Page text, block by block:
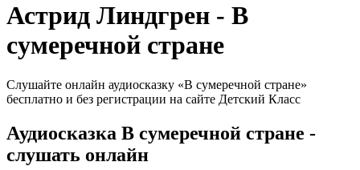
Астрид Линдгрен - В
сумеречной стране
Слушайте онлайн аудиосказку «В сумеречной стране»
бесплатно и без регистрации на сайте Детский Класс
Аудиосказка В сумеречной стране -
слушать онлайн